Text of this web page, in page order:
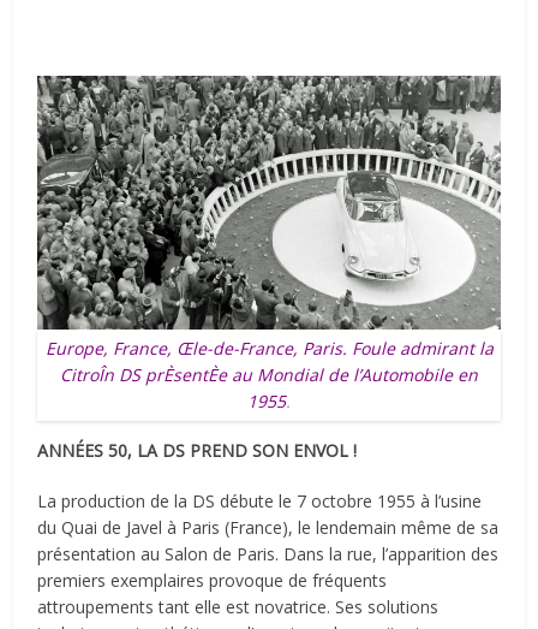
Europe, France, Œle-de-France, Paris. Foule admirant la
CitroÎn DS prÈsentÈe au Mondial de l’Automobile en
1955.
ANNÉES 50, LA DS PREND SON ENVOL !
La production de la DS débute le 7 octobre 1955 à l’usine
du Quai de Javel à Paris (France), le lendemain même de sa
présentation au Salon de Paris. Dans la rue, l’apparition des
premiers exemplaires provoque de fréquents
attroupements tant elle est novatrice. Ses solutions